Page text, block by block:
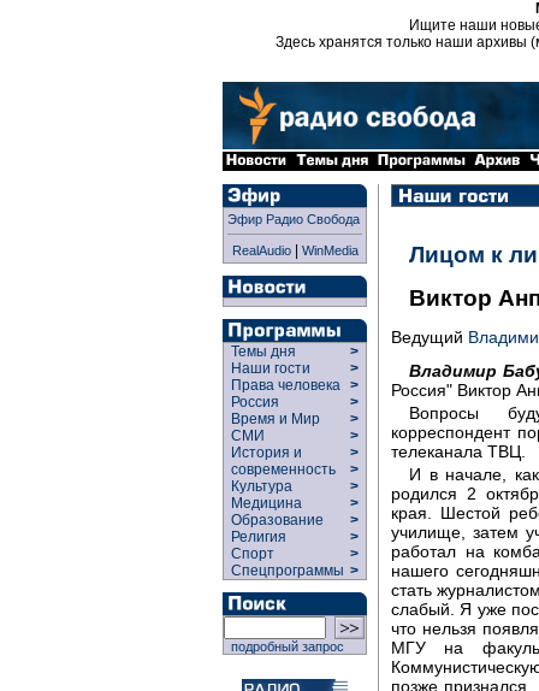
Ищите наши
Здесь хранятся только наши архивы
Эфир Радио Свобода
RealAudio| WinMedia
Темы дня
>
Наши гости
>
Права человека >
Россия
>
Время и Мир
>
СМИ
>
История и
современность
>
>
Культура
>
Медицина
>
Образование
>
Религия
>
Спорт
>
Спецпрограммы >
подробный запрос
Лицом к
Виктор
Ведущий
Владимир
Россия" Виктор
Вопросы
корреспондент
телеканала ТВЦ.
И в начале,
родился 2
края. Шестой
училище, затем
работал на
нашего
стать
слабый. Я уже
что нельзя
МГУ на
позже признался,